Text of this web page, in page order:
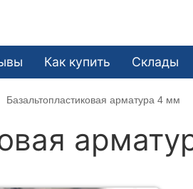
Как купить Склады
Базальтопластиковая арматура 4 мм